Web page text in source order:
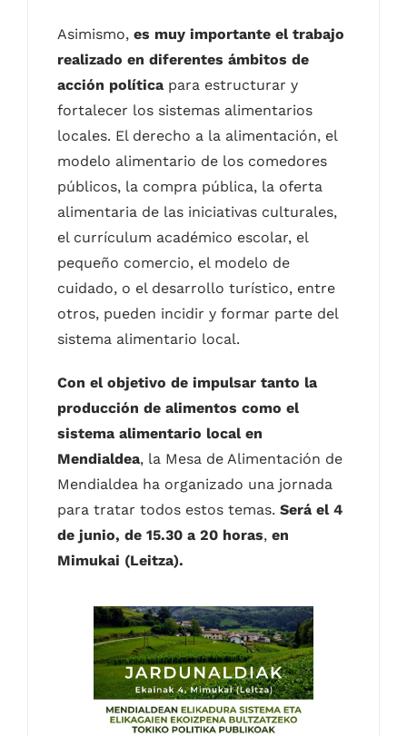
Asimismo,es muy importante el trabajo
realizado en diferentes ámbitos de
acción política para estructurar y
fortalecer los sistemas alimentarios
locales. El derecho a la alimentación, el
modelo alimentario de los comedores
públicos, la compra pública, la oferta
alimentaria de las iniciativas culturales,
el currículum académico escolar, el
pequeño comercio, el modelo de
cuidado, o el desarrollo turístico, entre
otros, pueden incidir y formar parte del
sistema alimentario local.
Con el objetivo de impulsar tanto la
producción de alimentos como el
sistema alimentario local en
Mendialdea, la Mesa de Alimentación de
Mendialdea ha organizado una jornada
para tratar todos estos temas.Será el 4
de junio, de 15.30 a 20 horas,en
Mimukai (Leitza).